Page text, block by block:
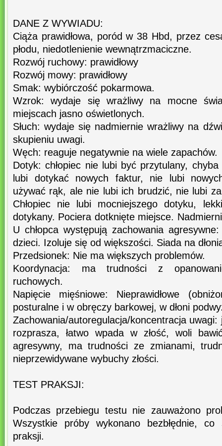
DANE Z WYWIADU:
Ciąża prawidłowa, poród w 38 Hbd, przez
płodu, niedotlenienie wewnątrzmaciczne.
Rozwój ruchowy: prawidłowy
Rozwój mowy: prawidłowy
Smak: wybiórczość pokarmowa.
Wzrok: wydaje się wrażliwy na mocne
miejscach jasno oświetlonych.
Słuch: wydaje się nadmiernie wrażliwy na
skupieniu uwagi.
Węch: reaguje negatywnie na wiele zapachów.
Dotyk: chłopiec nie lubi być przytulany,
lubi dotykać nowych faktur, nie lubi
używać rąk, ale nie lubi ich brudzić, nie lubi
Chłopiec nie lubi mocniejszego dotyku,
dotykany. Pociera dotknięte miejsce.
U chłopca występują zachowania
dzieci. Izoluje się od większości. Siada na
Przedsionek: Nie ma większych problemów.
Koordynacja: ma trudności z
ruchowych.
Napięcie mięśniowe: Nieprawidłowe
posturalne i w obręczy barkowej, w dłoni
Zachowania/autoregulacja/koncentracja uwagi:
rozprasza, łatwo wpada w złość, woli
agresywny, ma trudności ze zmianami,
nieprzewidywane wybuchy złości.
TEST PRAKSJI:
Podczas przebiegu testu nie zauważono
Wszystkie próby wykonano bezbłędnie, co
praksji.